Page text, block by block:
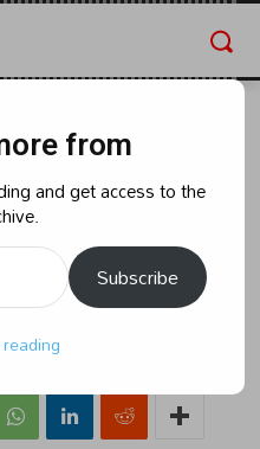
రిటైర్డ్
15, 2024 11:56 am
from
and get access to the
Subscribe